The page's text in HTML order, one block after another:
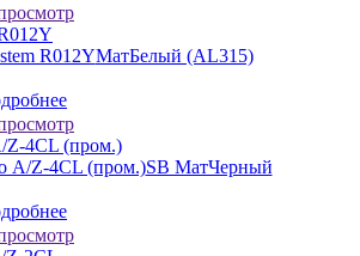
R012YМатБелый (AL315)
А/Z-4CL (пром.)SB МатЧерный